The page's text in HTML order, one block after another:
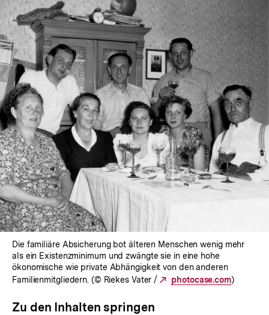
Die familiäre Absicherung bot älteren Menschen wenig mehr
als ein Existenzminimum und zwängte sie in eine hohe
ökonomische wie private Abhängigkeit von den anderen
Familienmitgliedern. (© Riekes Vater /
Externer
photocase.com)
Zu den Inhalten springen